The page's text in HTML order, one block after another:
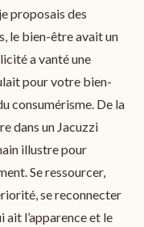
proposais des
le bien-être avait un
a vanté une
pour votre bien-
consumérisme. De la
dans un Jacuzzi
illustre pour
Se ressourcer,
se reconnecter
ait l’apparence et le